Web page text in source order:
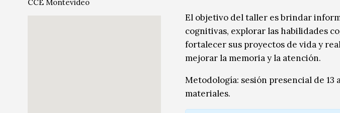
El objetivo del taller es brindar
cognitivas, explorar las habilidades
fortalecer sus proyectos de vida y
mejorar la memoria y la atención.
Metodología: sesión presencial de 13
materiales.
CCE Montevideo